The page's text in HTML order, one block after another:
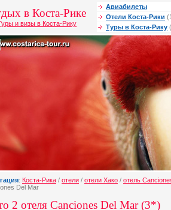
в Коста-Рике
и визы в Коста-Рику
Авиабилеты
Отели Коста-Рики
Туры в Коста-Рику
: Коста-Рика / отели / отели Хако / отель
Del Mar
2 отеля Canciones Del Mar (3*)